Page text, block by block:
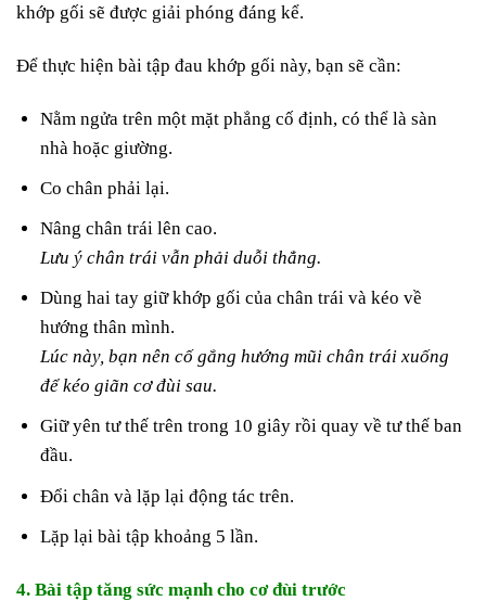
khớp gối sẽ được giải phóng đáng kể.
Để thực hiện bài tập đau khớp gối này, bạn sẽ cần:
Nằm ngửa trên một mặt phẳng cố định, có thể là sàn
nhà hoặc giường.
Co chân phải lại.
Nâng chân trái lên cao.
Lưu ý chân trái vẫn phải duỗi thẳng.
Dùng hai tay giữ khớp gối của chân trái và kéo về
hướng thân mình.
Lúc này, bạn nên cố gắng hướng mũi chân trái xuống
để kéo giãn cơ đùi sau.
Giữ yên tư thế trên trong 10 giây rồi quay về tư thế ban
đầu.
Đổi chân và lặp lại động tác trên.
Lặp lại bài tập khoảng 5 lần.
4. Bài tập tăng sức mạnh cho cơ đùi trước